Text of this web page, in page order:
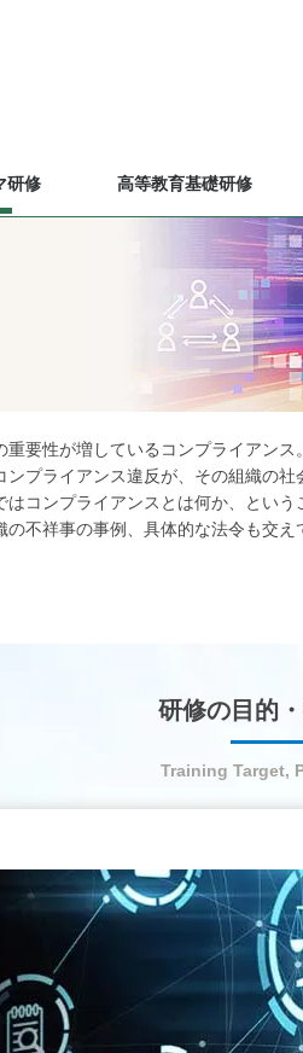
研修 高等教育基礎研修
重要性が増しているコンプライアンス。
ンプライアンス違反が、その組織の社
はコンプライアンスとは何か、とい
の不祥事の事例、具体的な法令も交え
研修の目的
Training Target,